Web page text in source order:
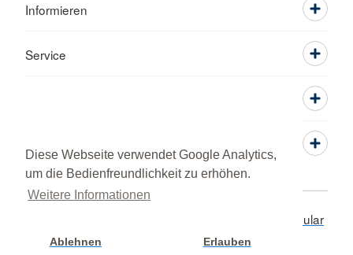
Diese Webseite verwendet Google Analytics,
um die Bedienfreundlichkeit zu erhöhen.
Weitere Informationen
Ablehnen Erlauben
Informieren
Service
Kontaktformular
© 2026 Kreisverband Pfaffenhofen a.d. Ilm